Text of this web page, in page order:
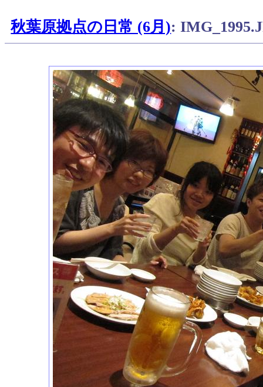
秋葉原拠点の日常 (6月):